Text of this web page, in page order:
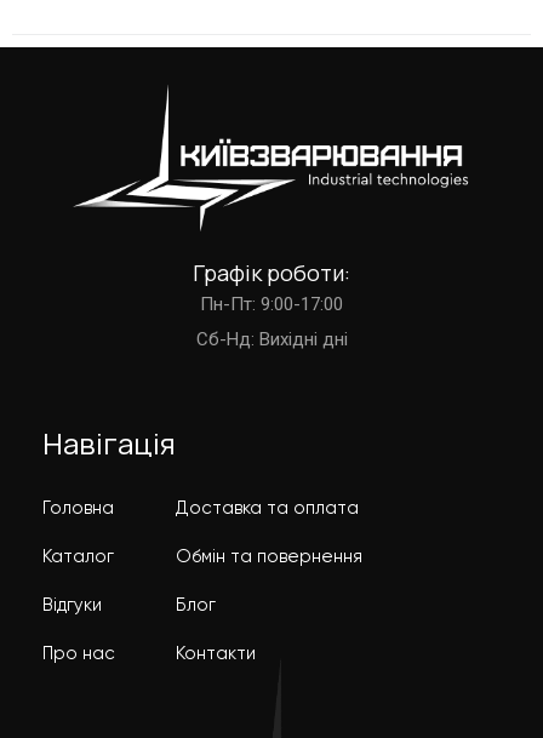
Графік роботи:
Пн-Пт: 9:00-17:00
Cб-Нд: Вихідні дні
Навігація
Головна
Каталог
Відгуки
Про нас
Доставка та оплата
Обмін та повернення
Блог
Контакти